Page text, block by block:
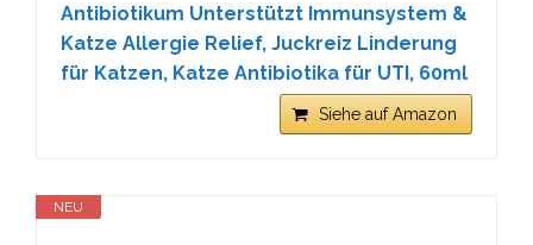
Antibiotikum Unterstützt Immunsystem &
Katze Allergie Relief, Juckreiz Linderung
für Katzen, Katze Antibiotika für UTI, 60ml
Siehe auf Amazon
NEU